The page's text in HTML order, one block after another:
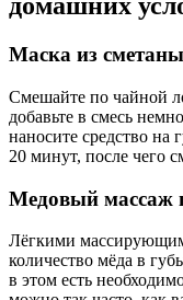
домашних
Маска из сметаны
Смешайте по чайной
добавьте в смесь
наносите средство
20 минут, после чего
Медовый массаж
Лёгкими
количество мёда в
в этом есть